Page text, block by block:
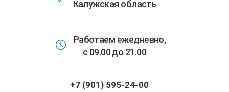
Калужская область
Работаем ежедневно,
с 09.00 до 21.00
+7 (901) 595-24-00